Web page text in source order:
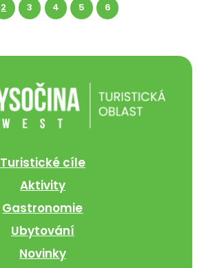
2 3 4 5 6
Turistické cíle
Aktivity
Gastronomie
Ubytování
Novinky